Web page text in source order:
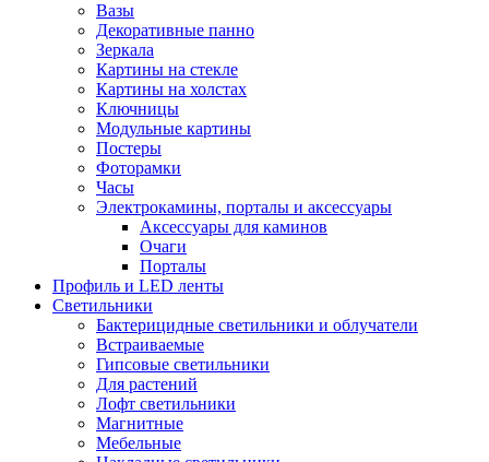
Вазы
Декоративные панно
Зеркала
Картины на стекле
Картины на холстах
Ключницы
Модульные картины
Постеры
Фоторамки
Часы
Электрокамины, порталы и аксессуары
Аксессуары для каминов
Очаги
Порталы
Профиль и LED ленты
Светильники
Бактерицидные светильники и облучатели
Встраиваемые
Гипсовые светильники
Для растений
Лофт светильники
Магнитные
Мебельные